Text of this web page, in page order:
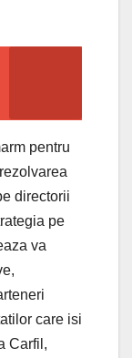
pentru
directorii
pe
va
care isi
Carfil,